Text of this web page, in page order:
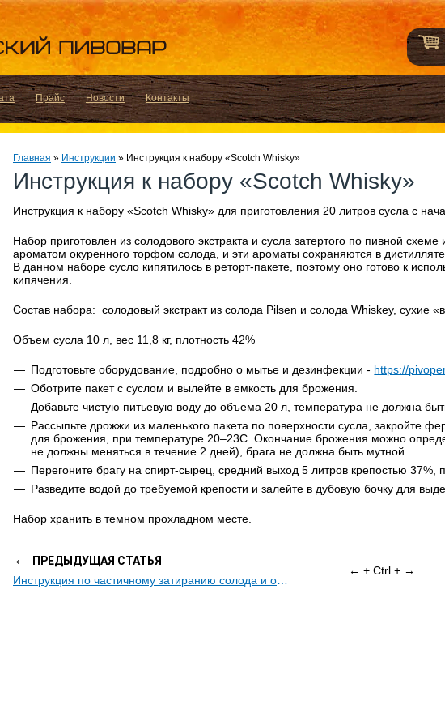
Прайс Новости Контакты
Главная » Инструкции » Инструкция к набору «Scotch Whisky»
Инструкция к набору «Scotch Whisky»
Инструкция к набору «Scotch Whisky» для приготовления 20 литров сусла с
Набор приготовлен из солодового экстракта и сусла затертого по пивной
ароматом окуренного торфом солода, и эти ароматы сохраняются в дистилляте.
В данном наборе сусло кипятилось в реторт-пакете, поэтому оно готово к
кипячения.
Состав набора: солодовый экстракт из солода Pilsen и солода Whiskey, сухие
Объем сусла 10 л, вес 11,8 кг, плотность 42%
Подготовьте оборудование, подробно о мытье и дезинфекции - https://
Оботрите пакет с суслом и вылейте в емкость для брожения.
Добавьте чистую питьевую воду до объема 20 л, температура не должна
Рассыпьте дрожжи из маленького пакета по поверхности сусла, закройте
для брожения, при температуре 20–23С. Окончание брожения можно
не должны меняться в течение 2 дней), брага не должна быть мутной.
Перегоните брагу на спирт-сырец, средний выход 5 литров крепостью 37%,
Разведите водой до требуемой крепости и залейте в дубовую бочку для
Набор хранить в темном прохладном месте.
←
ПРЕДЫДУЩАЯ СТАТЬЯ
← + Ctrl + →